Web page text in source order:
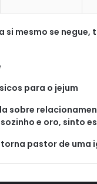
si mesmo se negue,
para o jejum
sobre
e oro, sinto
pastor de uma